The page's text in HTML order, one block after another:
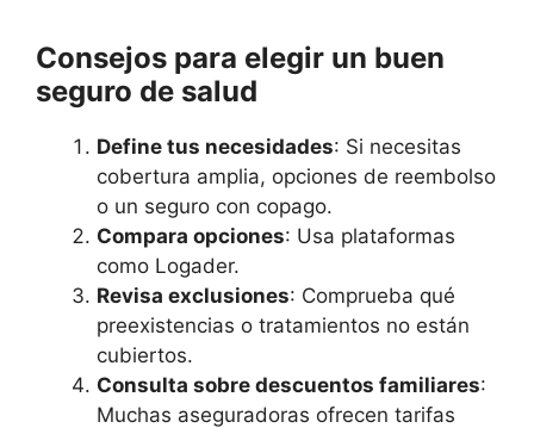
Consejos para elegir un buen
seguro de salud
Define tus necesidades: Si necesitas
cobertura amplia, opciones de reembolso
o un seguro con copago.
Compara opciones: Usa plataformas
como Logader.
Revisa exclusiones: Comprueba qué
preexistencias o tratamientos no están
cubiertos.
Consulta sobre descuentos familiares:
Muchas aseguradoras ofrecen tarifas